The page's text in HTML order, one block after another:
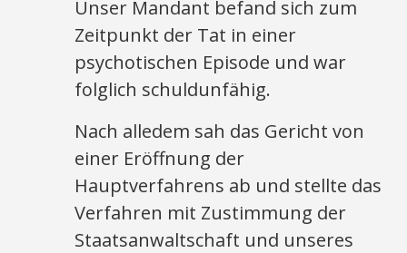
Unser Mandant befand sich zum
Zeitpunkt der Tat in einer
psychotischen Episode und war
folglich schuldunfähig.
Nach alledem sah das Gericht von
einer Eröffnung der
Hauptverfahrens ab und stellte das
Verfahren mit Zustimmung der
Staatsanwaltschaft und unseres